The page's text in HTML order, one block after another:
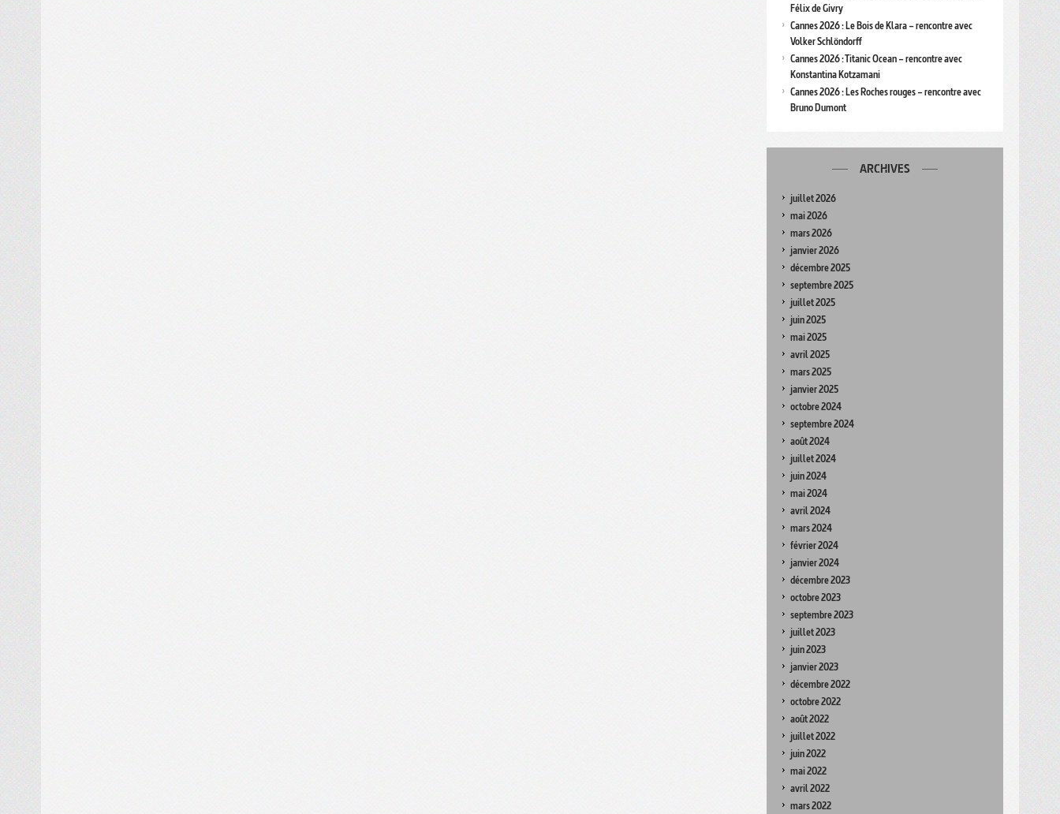
Félix de Givry
Cannes 2026 : Le Bois de Klara – rencontre avec
Volker Schlöndorff
Cannes 2026 : Titanic Ocean – rencontre avec
Konstantina Kotzamani
Cannes 2026 : Les Roches rouges – rencontre avec
Bruno Dumont
ARCHIVES
juillet 2026
mai 2026
mars 2026
janvier 2026
décembre 2025
septembre 2025
juillet 2025
juin 2025
mai 2025
avril 2025
mars 2025
janvier 2025
octobre 2024
septembre 2024
août 2024
juillet 2024
juin 2024
mai 2024
avril 2024
mars 2024
février 2024
janvier 2024
décembre 2023
octobre 2023
septembre 2023
juillet 2023
juin 2023
janvier 2023
décembre 2022
octobre 2022
août 2022
juillet 2022
juin 2022
mai 2022
avril 2022
mars 2022